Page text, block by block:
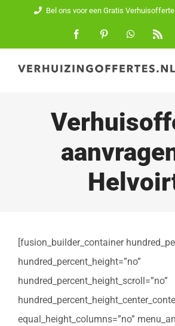
inhoud
Bel ons voor een Gratis
FacebookPinterest WhatsApp
[fusion_builder_container
hundred_percent_height=”no”
hundred_percent_height_scroll=”no”
equal_height_columns=”no”